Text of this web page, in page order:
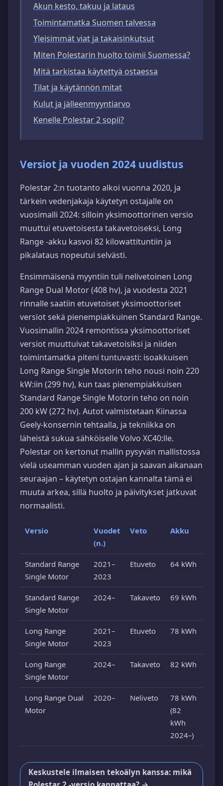
Akun kesto, takuu ja lataus
Toimintamatka Suomen talvessa
Yleisimmät viat ja takaisinkutsut
Miten Polestarin huolto toimii Suomessa?
Mitä tarkistaa käytettyä ostaessa
Tilat ja käytännön mitat
Kulut ja jälleenmyyntiarvo
Kenelle Polestar 2 sopii?
Versiot ja vuoden 2024 uudistus
Polestar 2:n tuotanto alkoi vuonna 2020, ja
tärkein vedenjakaja käytetyn ostajalle on
vuosimalli 2024: silloin yksimoottorinen versio
muuttui etuvetoisesta takavetoiseksi, Long
Range -akku kasvoi 82 kilowattituntiin ja
pikalataus nopeutui selvästi.
Ensimmäisenä myyntiin tuli nelivetoinen Long
Range Dual Motor (408 hv), ja vuodesta 2021
rinnalle saatiin etuvetoiset yksimoottoriset
versiot sekä pienempiakkuinen Standard Range.
Vuosimallin 2024 remontissa yksimoottoriset
versiot muuttuivat takavetoisiksi ja niiden
toimintamatka piteni tuntuvasti: isoakkuisen
Long Range Single Motorin teho nousi noin 220
kW:iin (299 hv), kun taas pienempiakkuisen
Standard Range Single Motorin teho on noin
200 kW (272 hv). Autot valmistetaan Kiinassa
Geely-konsernin tehtaalla, ja tekniikka on
läheistä sukua sähköiselle Volvo XC40:lle.
Polestar on kertonut mallin pysyvän mallistossa
vielä useamman vuoden ajan ja saavan aikanaan
seuraajan – käytetyn ostajan kannalta tämä ei
muuta arkea, sillä huolto ja päivitykset jatkuvat
normaalisti.
Versio
Vuodet
(n.)
Veto Akku
Standard Range
Single Motor
2021–
2023
Etuveto 64 kWh
Standard Range
Single Motor
2024– Takaveto 69 kWh
Long Range
Single Motor
2021–
2023
Etuveto 78 kWh
Long Range
Single Motor
2024– Takaveto 82 kWh
Long Range Dual
Motor
2020– Neliveto
78 kWh
(82
kWh
2024–)
Keskustele ilmaisen tekoälyn kanssa: mikä